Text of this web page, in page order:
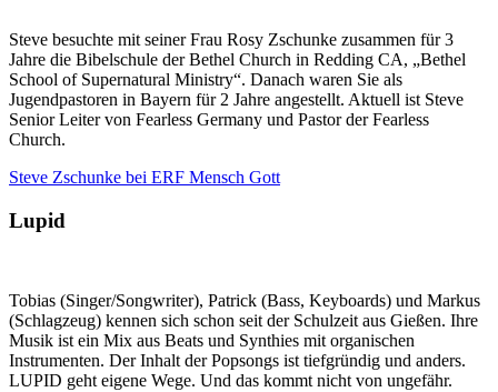
Steve besuchte mit seiner Frau Rosy Zschunke zusammen für 3
Jahre die Bibelschule der Bethel Church in Redding CA, „Bethel
School of Supernatural Ministry“. Danach waren Sie als
Jugendpastoren in Bayern für 2 Jahre angestellt. Aktuell ist Steve
Senior Leiter von Fearless Germany und Pastor der Fearless
Church.
Steve Zschunke bei ERF Mensch Gott
Lupid
Tobias (Singer/Songwriter), Patrick (Bass, Keyboards) und Markus
(Schlagzeug) kennen sich schon seit der Schulzeit aus Gießen. Ihre
Musik ist ein Mix aus Beats und Synthies mit organischen
Instrumenten. Der Inhalt der Popsongs ist tiefgründig und anders.
LUPID geht eigene Wege. Und das kommt nicht von ungefähr.